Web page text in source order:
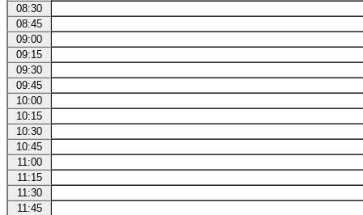
08:30
08:45
09:00
09:15
09:30
09:45
10:00
10:15
10:30
10:45
11:00
11:15
11:30
11:45